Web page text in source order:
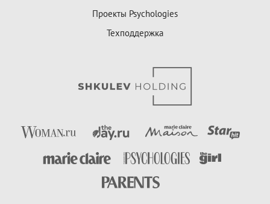
Проекты Psychologies
Техподдержка